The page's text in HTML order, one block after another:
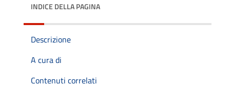
INDICE DELLA PAGINA
Descrizione
A cura di
Contenuti correlati